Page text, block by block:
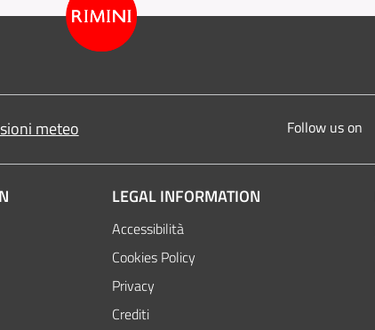
meteo Follow us on
LEGAL INFORMATION
Accessibilità
Cookies Policy
Privacy
Crediti